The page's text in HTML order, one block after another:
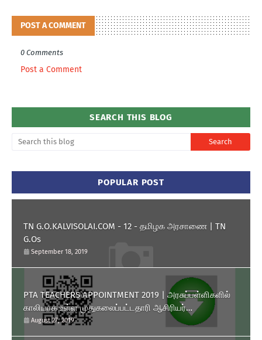
POST A COMMENT
0 Comments
Post a Comment
SEARCH THIS BLOG
POPULAR POST
TN G.O.KALVISOLAI.COM - 12 - தமிழக அரசாணை | TN
G.Os
September 18, 2019
PTA TEACHERS APPOINTMENT 2019 | அரசுப்பள்ளிகளில்
காலியாக உள்ள முதுகலைப்பட்டதாரி ஆசிரியர்
பணியிடங்களை ரூபாய் 10,000 தொகுப்பூதியத்தில் நிரப்பிக்
கொள்ள பள்ளிக்கல்வித்துறை அனுமதி அளித்து அரசாணை
August 27, 2019